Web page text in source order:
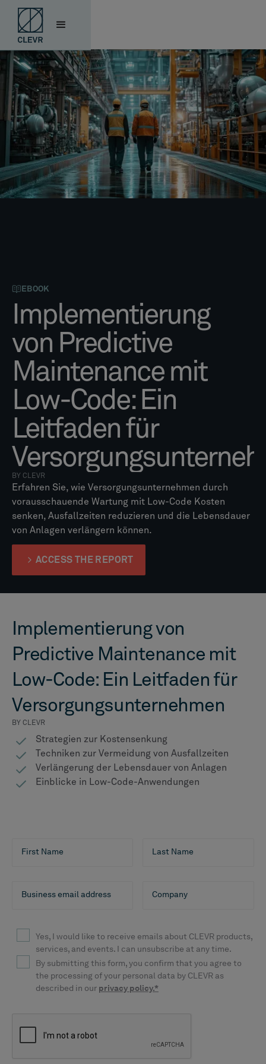
EBOOK
Implementierung
von Predictive
Maintenance mit
Low-Code: Ein
Leitfaden für
BY CLEVR
Erfahren Sie, wie Versorgungsunternehmen durch
vorausschauende Wartung mit Low-Code Kosten
senken, Ausfallzeiten reduzieren und die Lebensdauer
von Anlagen verlängern können.
ACCESS THE REPORT
Implementierung von
Predictive Maintenance mit
Low-Code: Ein Leitfaden für
Versorgungsunternehmen
BY CLEVR
Strategien zur Kostensenkung
Techniken zur Vermeidung von Ausfallzeiten
Verlängerung der Lebensdauer von Anlagen
Einblicke in Low-Code-Anwendungen